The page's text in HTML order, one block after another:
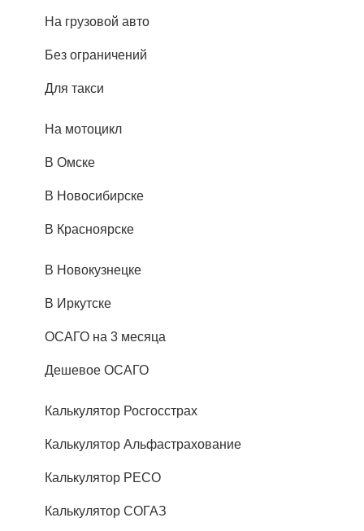
На грузовой авто
Без ограничений
Для такси
На мотоцикл
В Омске
В Новосибирске
В Красноярске
В Новокузнецке
В Иркутске
ОСАГО на 3 месяца
Дешевое ОСАГО
Калькулятор Росгосстрах
Калькулятор Альфастрахование
Калькулятор РЕСО
Калькулятор СОГАЗ